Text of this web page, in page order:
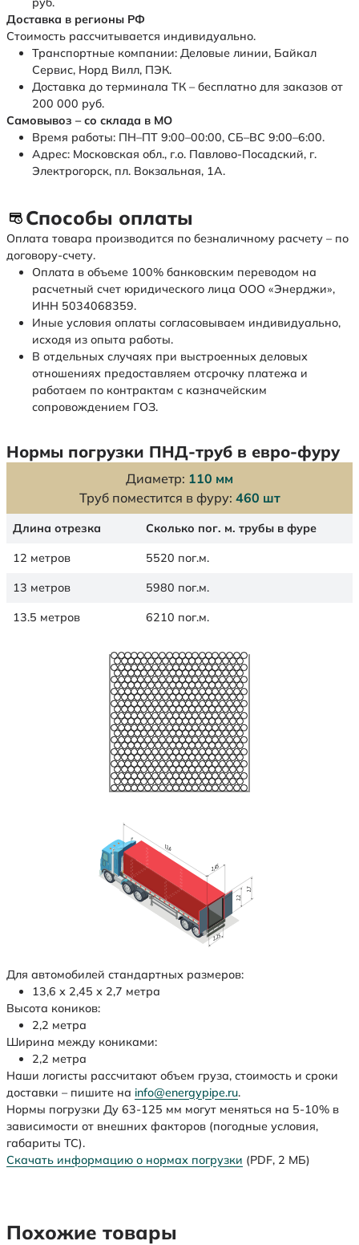
Доставка в регионы РФ
Стоимость рассчитывается индивидуально.
Транспортные компании: Деловые линии, Байкал
Сервис, Норд Вилл, ПЭК.
Доставка до терминала ТК – бесплатно для заказов от
200 000 руб.
Самовывоз – со склада в МО
Время работы: ПН–ПТ 9:00–00:00, СБ–ВС 9:00–6:00.
Адрес: Московская обл., г.о. Павлово-Посадский, г.
Электрогорск, пл. Вокзальная, 1А.
Способы оплаты
Оплата товара производится по безналичному расчету – по
договору-счету.
Оплата в объеме 100% банковским переводом на
расчетный счет юридического лица ООО «Энерджи»,
ИНН 5034068359.
Иные условия оплаты согласовываем индивидуально,
исходя из опыта работы.
В отдельных случаях при выстроенных деловых
отношениях предоставляем отсрочку платежа и
работаем по контрактам с казначейским
сопровождением ГОЗ.
Нормы погрузки ПНД-труб в евро-фуру
Диаметр: 110 мм
Труб поместится в фуру: 460 шт
Длина отрезка Сколько пог. м. трубы в фуре
12 метров 5520 пог.м.
13 метров 5980 пог.м.
13.5 метров 6210 пог.м.
Для автомобилей стандартных размеров:
13,6 х 2,45 х 2,7 метра
Высота коников:
2,2 метра
Ширина между кониками:
2,2 метра
Наши логисты рассчитают объем груза, стоимость и сроки
доставки – пишите на info@energypipe.ru.
Нормы погрузки Ду 63-125 мм могут меняться на 5-10% в
зависимости от внешних факторов (погодные условия,
габариты ТС).
Скачать информацию о нормах погрузки (PDF, 2 МБ)
Похожие товары